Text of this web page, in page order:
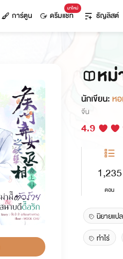
การ์ตูน
มาใหม่
ดรีมแชท ธัญลิสต์
หม่
นักเขียน: ห
จีน
4.9
1,235
ตอน
นิยายแปล
ทำไร่